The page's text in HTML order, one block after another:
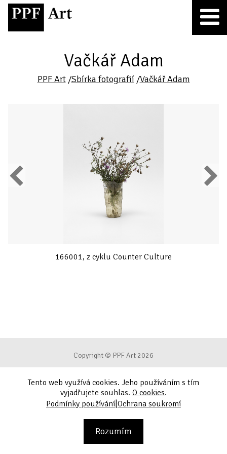
Vačkář Adam
PPF Art/Sbírka fotografií/Vačkář Adam
Previous
166001, z cyklu Counter Culture
Next
Copyright © PPF Art 2026
Podmínky používání
Ochrana soukromí
Tento web využívá cookies. Jeho používáním s tím
vyjadřujete souhlas. O cookies.
Podmínky používání|Ochrana soukromí
Rozumím